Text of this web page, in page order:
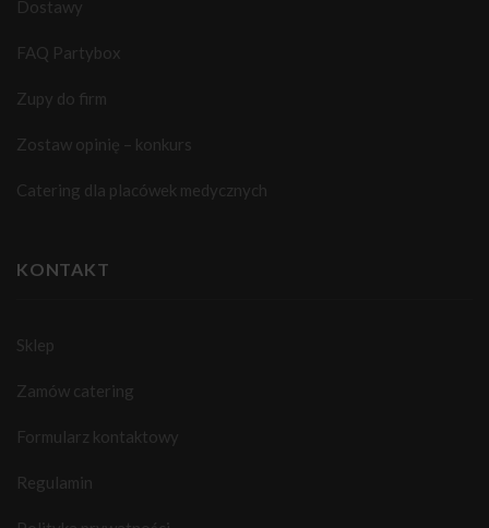
Dostawy
FAQ Partybox
Zupy do firm
Zostaw opinię – konkurs
Catering dla placówek medycznych
KONTAKT
Sklep
Zamów catering
Formularz kontaktowy
Regulamin